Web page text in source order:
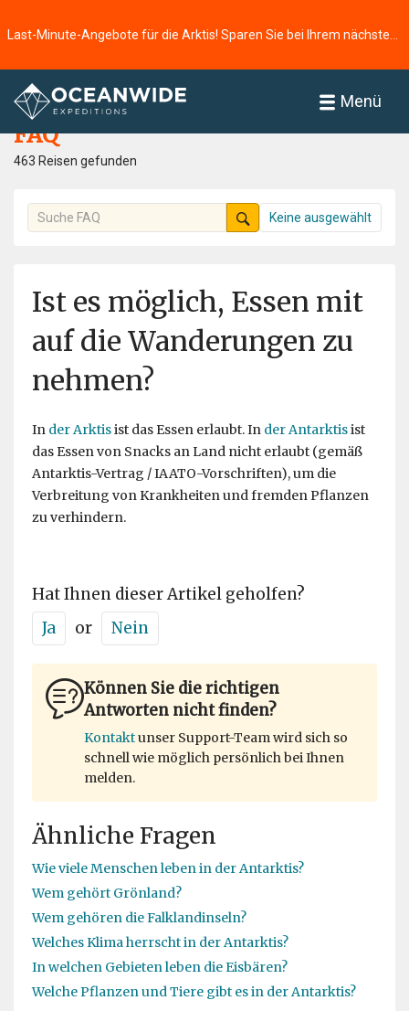
Menü
Startseite
FAQ
463 Reisen gefunden
Keine ausgewählt
Ist es möglich, Essen mit
auf die Wanderungen zu
nehmen?
In der Arktisist das Essen erlaubt. In der Antarktisist
das Essen von Snacks an Land nicht erlaubt (gemäß
Antarktis-Vertrag / IAATO-Vorschriften), um die
Verbreitung von Krankheiten und fremden Pflanzen
zu verhindern.
Hat Ihnen dieser Artikel geholfen?
Ja
or Nein
Können Sie die richtigen
Antworten nicht finden?
Kontaktunser Support-Team wird sich so
schnell wie möglich persönlich bei Ihnen
melden.
Ähnliche Fragen
Wie viele Menschen leben in der Antarktis?
Wem gehört Grönland?
Wem gehören die Falklandinseln?
Welches Klima herrscht in der Antarktis?
In welchen Gebieten leben die Eisbären?
Welche Pflanzen und Tiere gibt es in der Antarktis?